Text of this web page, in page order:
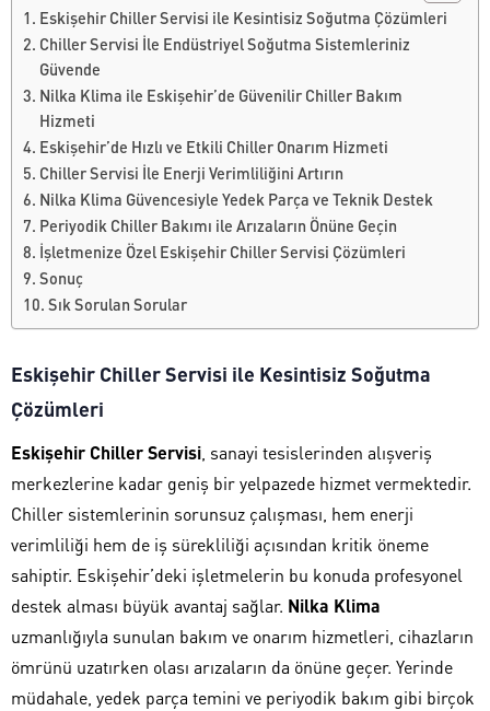
Eskişehir Chiller Servisi ile Kesintisiz Soğutma Çözümleri
Chiller Servisi İle Endüstriyel Soğutma Sistemleriniz
Güvende
Nilka Klima ile Eskişehir’de Güvenilir Chiller Bakım
Hizmeti
Eskişehir’de Hızlı ve Etkili Chiller Onarım Hizmeti
Chiller Servisi İle Enerji Verimliliğini Artırın
Nilka Klima Güvencesiyle Yedek Parça ve Teknik Destek
Periyodik Chiller Bakımı ile Arızaların Önüne Geçin
İşletmenize Özel Eskişehir Chiller Servisi Çözümleri
Sonuç
Sık Sorulan Sorular
Eskişehir Chiller Servisi ile Kesintisiz Soğutma
Çözümleri
Eskişehir Chiller Servisi , sanayi tesislerinden alışveriş
merkezlerine kadar geniş bir yelpazede hizmet vermektedir.
Chiller sistemlerinin sorunsuz çalışması, hem enerji
verimliliği hem de iş sürekliliği açısından kritik öneme
sahiptir. Eskişehir’deki işletmelerin bu konuda profesyonel
destek alması büyük avantaj sağlar. Nilka Klima
uzmanlığıyla sunulan bakım ve onarım hizmetleri, cihazların
ömrünü uzatırken olası arızaların da önüne geçer. Yerinde
müdahale, yedek parça temini ve periyodik bakım gibi birçok